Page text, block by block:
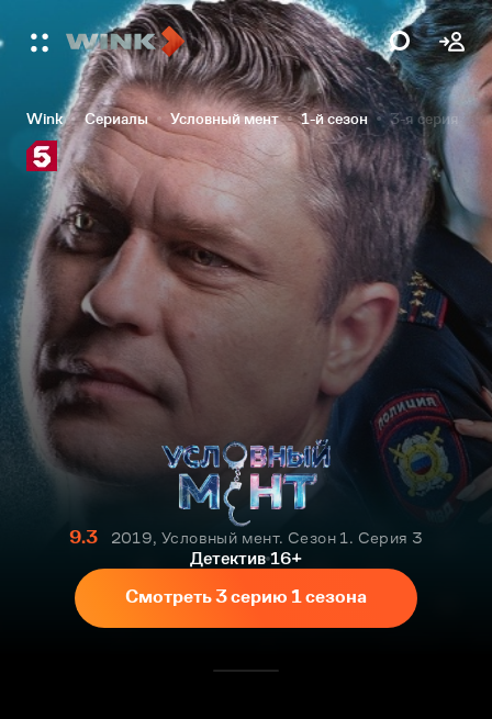
Wink Сериалы Условный мент 1-й сезон 3-я серия
9.3
2019, Условный мент. Сезон 1. Серия 3
Детектив 16+
Смотреть 3 серию 1 сезона